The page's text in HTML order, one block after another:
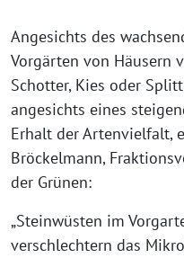
Angesichts des
Vorgärten von Häusern
Schotter, Kies oder
angesichts eines
Erhalt der Artenvielfalt,
Bröckelmann,
der Grünen:
„Steinwüsten im
verschlechtern das